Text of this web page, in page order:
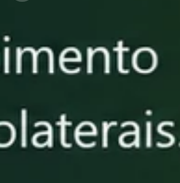
Solicitar Orçamento Agora